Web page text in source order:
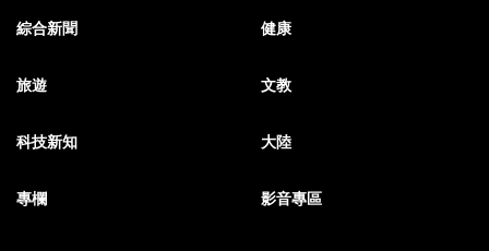
綜合新聞 健康
旅遊 文教
科技新知 大陸
專欄 影音專區